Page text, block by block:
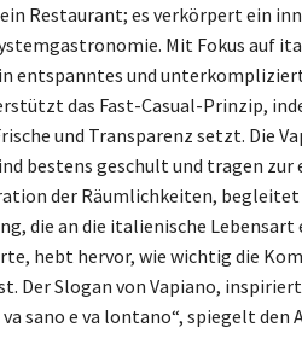
Restaurant; es verkörpert ein
Mit Fokus auf
entspanntes und
das Fast-Casual-Prinzip,
und Transparenz setzt. Die
bestens geschult und tragen
der Räumlichkeiten, begleitet
die an die italienische
hebt hervor, wie wichtig die
Der Slogan von Vapiano,
sano e va lontano“, spiegelt den